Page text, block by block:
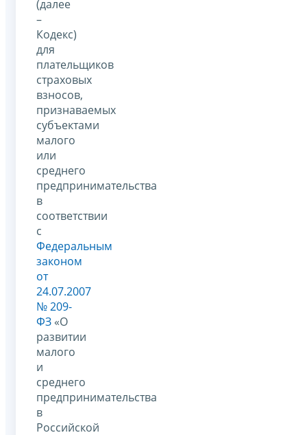
(далее
–
Кодекс)
для
плательщиков
страховых
взносов,
признаваемых
субъектами
малого
или
среднего
предпринимательства
в
соответствии
с
Федеральным
законом
от
24.07.2007
№ 209-
ФЗ «О
развитии
малого
и
среднего
предпринимательства
в
Российской